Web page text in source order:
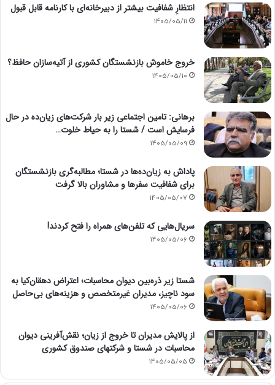
انتظارِ شفافیت بیشتر از دبیرخانه‌ای با کارنامه قابل قبول
1405/05/11
خروج خاموش بازنشستگان کشوری از آتیه‌سازان حافظ؟
1405/05/10
برهانی: تامین اجتماعی زیر بار شرکت‌های زیان‌ده در حال
فرسایش است / شستا را به حیاط خلوت…
1405/05/09
پاداش به زیان‌ده‌ها در شستا؛ مطالبه‌گری بازنشستگان
برای شفافیت سفرها و مشاوران بالا گرفت
1405/05/07
سریال‌هایی که تلفن‌های همراه را فتح کردند!
1405/05/06
شستا زیر ذره‌بین دیوان محاسبات؛ اعتراض دهقان‌کیا به
سود ناچیز، مدیران غیرمتخصص و هزینه‌های بی‌حاصل
1405/05/06
از پالایش مدیران تا خروج از زیان؛ نقش‌آفرینی دیوان
محاسبات در شستا و شرکتهای صندوق کشوری
1405/05/05